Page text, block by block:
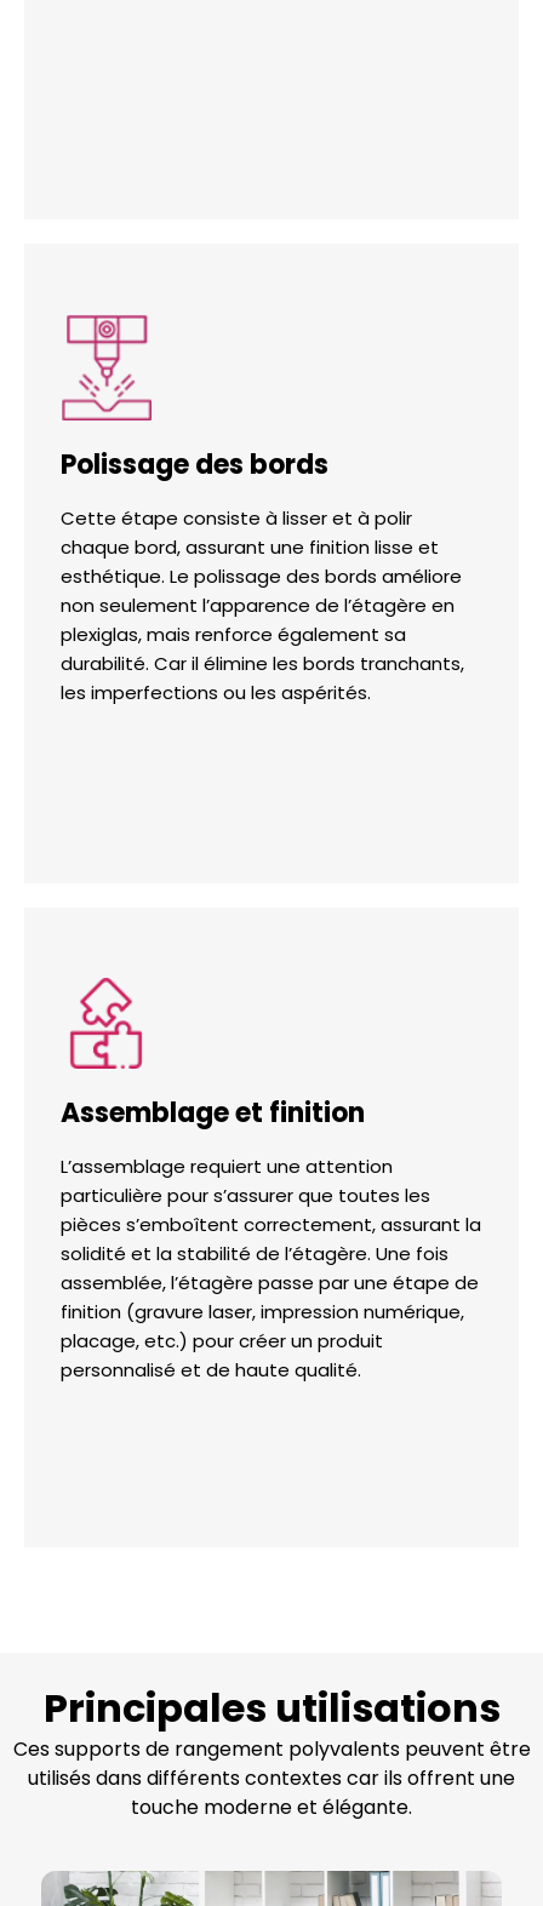
Polissage des bords
Cette étape consiste à lisser et à polir
chaque bord, assurant une finition lisse et
esthétique. Le polissage des bords améliore
non seulement l’apparence de l’étagère en
plexiglas, mais renforce également sa
durabilité. Car il élimine les bords tranchants,
les imperfections ou les aspérités.
Assemblage et finition
L’assemblage requiert une attention
particulière pour s’assurer que toutes les
pièces s’emboîtent correctement, assurant la
solidité et la stabilité de l’étagère. Une fois
assemblée, l’étagère passe par une étape de
finition (gravure laser, impression numérique,
placage, etc.) pour créer un produit
personnalisé et de haute qualité.
Principales utilisations
Ces supports de rangement polyvalents peuvent être
utilisés dans différents contextes car ils offrent une
touche moderne et élégante.